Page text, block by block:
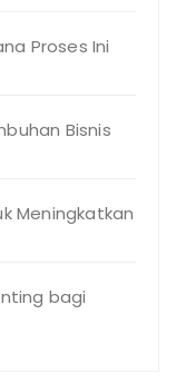
Proses Ini
Bisnis
Meningkatkan
bagi